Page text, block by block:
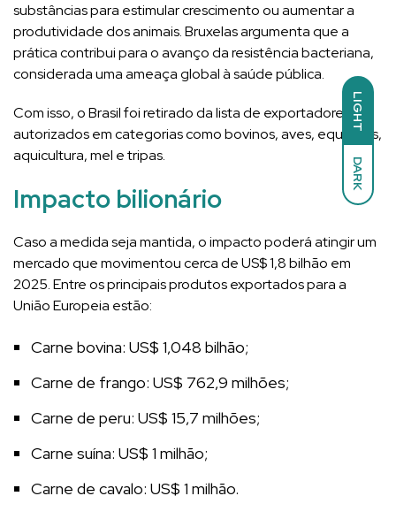
LIGHT
DARK
substâncias para estimular crescimento ou aumentar a
produtividade dos animais. Bruxelas argumenta que a
prática contribui para o avanço da resistência bacteriana,
considerada uma ameaça global à saúde pública.
Com isso, o Brasil foi retirado da lista de exportadores
autorizados em categorias como bovinos, aves, equídeos,
aquicultura, mel e tripas.
Impacto bilionário
Caso a medida seja mantida, o impacto poderá atingir um
mercado que movimentou cerca de US$ 1,8 bilhão em
2025. Entre os principais produtos exportados para a
União Europeia estão:
Carne bovina: US$ 1,048 bilhão;
Carne de frango: US$ 762,9 milhões;
Carne de peru: US$ 15,7 milhões;
Carne suína: US$ 1 milhão;
Carne de cavalo: US$ 1 milhão.